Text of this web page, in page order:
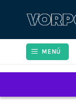
MENÚ